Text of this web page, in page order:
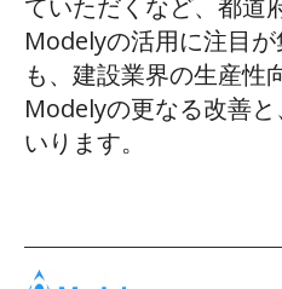
Modelyの活用に注目
も、建設業界の生産性
Modelyの更なる改善
いります。